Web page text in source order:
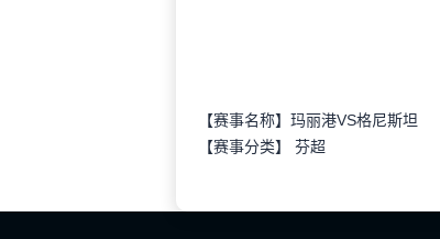
【赛事名称】玛丽港VS格尼斯坦
【赛事分类】 芬超